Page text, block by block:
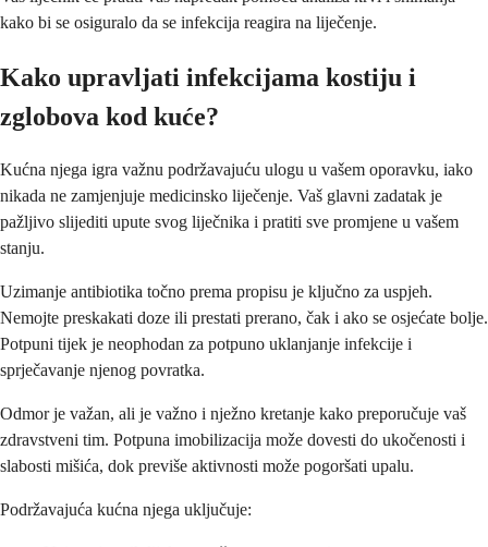
kako bi se osiguralo da se infekcija reagira na liječenje.
Kako upravljati infekcijama kostiju i
zglobova kod kuće?
Kućna njega igra važnu podržavajuću ulogu u vašem oporavku, iako
nikada ne zamjenjuje medicinsko liječenje. Vaš glavni zadatak je
pažljivo slijediti upute svog liječnika i pratiti sve promjene u vašem
stanju.
Uzimanje antibiotika točno prema propisu je ključno za uspjeh.
Nemojte preskakati doze ili prestati prerano, čak i ako se osjećate bolje.
Potpuni tijek je neophodan za potpuno uklanjanje infekcije i
sprječavanje njenog povratka.
Odmor je važan, ali je važno i nježno kretanje kako preporučuje vaš
zdravstveni tim. Potpuna imobilizacija može dovesti do ukočenosti i
slabosti mišića, dok previše aktivnosti može pogoršati upalu.
Podržavajuća kućna njega uključuje: